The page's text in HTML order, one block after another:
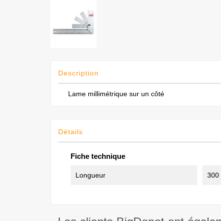
Description
Lame millimétrique sur un côté
Détails
Fiche technique
Longueur 300